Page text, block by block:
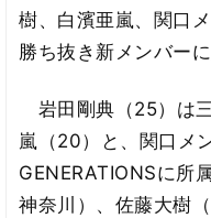
樹、白濱亜嵐、関口
勝ち抜き新メンバーに
岩田剛典（25）は
嵐（20）と、関口メ
GENERATIONSに所
神奈川）、佐藤大樹